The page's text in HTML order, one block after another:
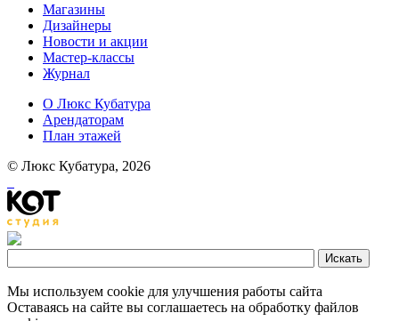
Магазины
Дизайнеры
Новости и акции
Мастер-классы
Журнал
О Люкс Кубатура
Арендаторам
План этажей
© Люкс Кубатура, 2026
Мы используем cookie для улучшения работы сайта
Оставаясь на сайте вы соглашаетесь на обработку файлов